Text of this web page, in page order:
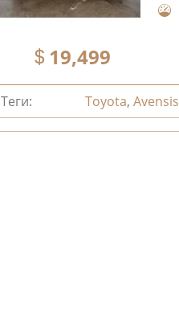
19,499
Теги: Toyota,Avensis